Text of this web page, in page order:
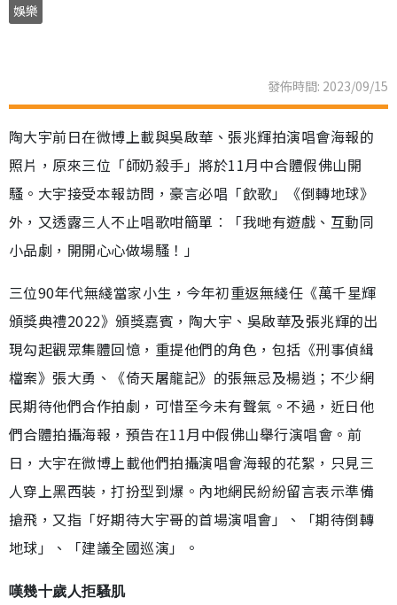
娛樂
發佈時間: 2023/09/15
陶大宇前日在微博上載與吳啟華、張兆輝拍演唱會海報的
照片，原來三位「師奶殺手」將於11月中合體假佛山開
騷。大宇接受本報訪問，豪言必唱「飲歌」《倒轉地球》
外，又透露三人不止唱歌咁簡單︰「我哋有遊戲、互動同
小品劇，開開心心做場騷！」
三位90年代無綫當家小生，今年初重返無綫任《萬千星輝
頒獎典禮2022》頒獎嘉賓，陶大宇、吳啟華及張兆輝的出
現勾起觀眾集體回憶，重提他們的角色，包括《刑事偵緝
檔案》張大勇、《倚天屠龍記》的張無忌及楊逍；不少網
民期待他們合作拍劇，可惜至今未有聲氣。不過，近日他
們合體拍攝海報，預告在11月中假佛山舉行演唱會。前
日，大宇在微博上載他們拍攝演唱會海報的花絮，只見三
人穿上黑西裝，打扮型到爆。內地網民紛紛留言表示準備
搶飛，又指「好期待大宇哥的首場演唱會」、「期待倒轉
地球」、「建議全國巡演」。
嘆幾十歲人拒騷肌